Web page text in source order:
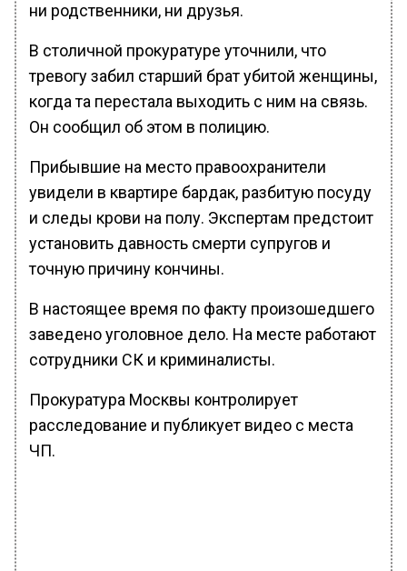
ни родственники, ни друзья.
В столичной прокуратуре уточнили, что
тревогу забил старший брат убитой женщины,
когда та перестала выходить с ним на связь.
Он сообщил об этом в полицию.
Прибывшие на место правоохранители
увидели в квартире бардак, разбитую посуду
и следы крови на полу. Экспертам предстоит
установить давность смерти супругов и
точную причину кончины.
В настоящее время по факту произошедшего
заведено уголовное дело. На месте работают
сотрудники СК и криминалисты.
Прокуратура Москвы контролирует
расследование и публикует видео с места
ЧП.